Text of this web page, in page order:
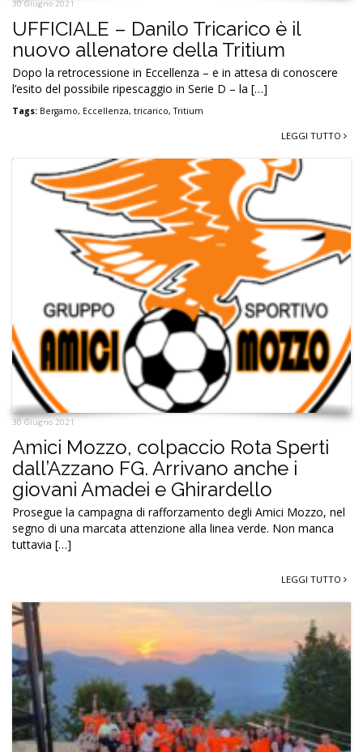
30 Giugno 2021
UFFICIALE – Danilo Tricarico è il
nuovo allenatore della Tritium
Dopo la retrocessione in Eccellenza – e in attesa di conoscere
l’esito del possibile ripescaggio in Serie D – la […]
Tags: Bergamo, Eccellenza, tricarico,Tritium
LEGGI TUTTO
30 Giugno 2021
Amici Mozzo, colpaccio Rota Sperti
dall’Azzano FG. Arrivano anche i
giovani Amadei e Ghirardello
Prosegue la campagna di rafforzamento degli Amici Mozzo, nel
segno di una marcata attenzione alla linea verde. Non manca
tuttavia […]
LEGGI TUTTO